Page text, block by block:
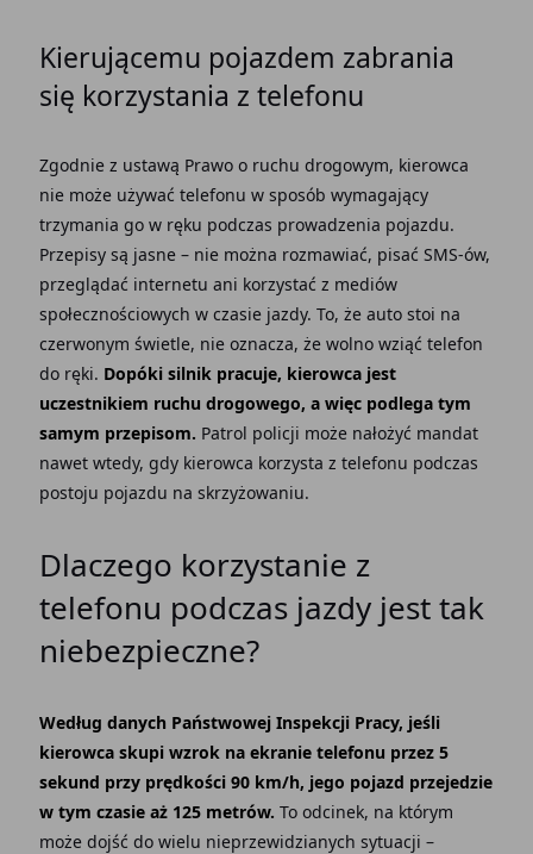
Kierującemu pojazdem zabrania
się korzystania z telefonu
Zgodnie z ustawą Prawo o ruchu drogowym, kierowca
nie może używać telefonu w sposób wymagający
trzymania go w ręku podczas prowadzenia pojazdu.
Przepisy są jasne – nie można rozmawiać, pisać SMS-ów,
przeglądać internetu ani korzystać z mediów
społecznościowych w czasie jazdy. To, że auto stoi na
czerwonym świetle, nie oznacza, że wolno wziąć telefon
do ręki. Dopóki silnik pracuje, kierowca jest
uczestnikiem ruchu drogowego, a więc podlega tym
samym przepisom. Patrol policji może nałożyć mandat
nawet wtedy, gdy kierowca korzysta z telefonu podczas
postoju pojazdu na skrzyżowaniu.
Dlaczego korzystanie z
telefonu podczas jazdy jest tak
niebezpieczne?
Według danych Państwowej Inspekcji Pracy, jeśli
kierowca skupi wzrok na ekranie telefonu przez 5
sekund przy prędkości 90 km/h, jego pojazd przejedzie
w tym czasie aż 125 metrów. To odcinek, na którym
może dojść do wielu nieprzewidzianych sytuacji –